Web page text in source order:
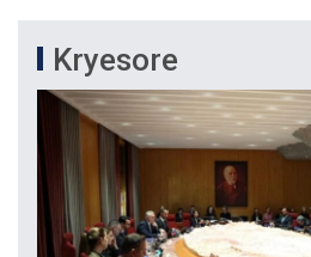
Kryesore